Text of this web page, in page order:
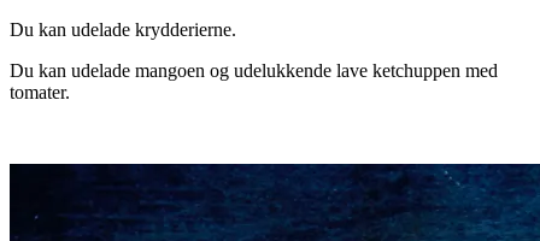
Du kan udelade krydderierne.
Du kan udelade mangoen og udelukkende lave ketchuppen med
tomater.